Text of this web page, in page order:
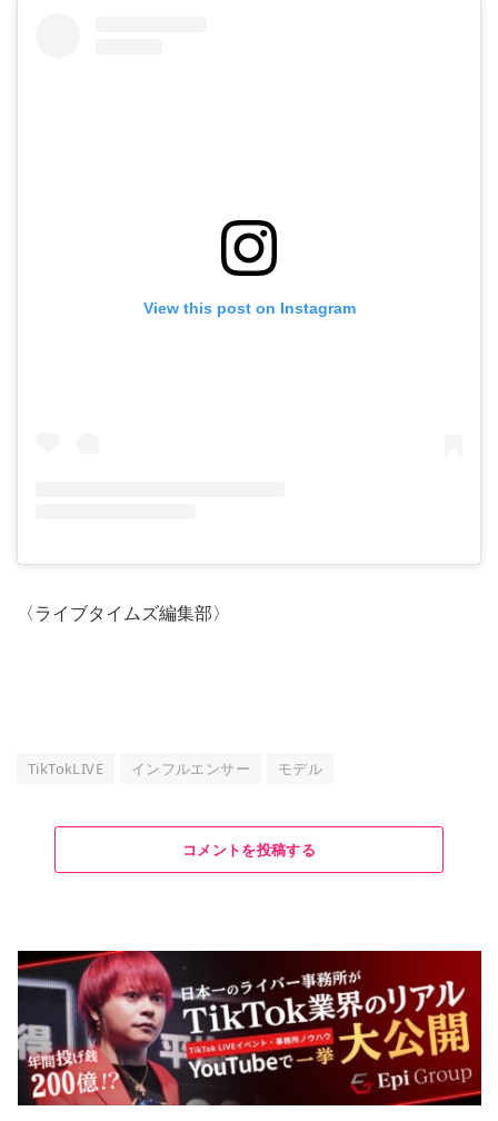
View this post on Instagram
〈ライブタイムズ編集部〉
TikTokLIVE インフルエンサー モデル
コメントを投稿する